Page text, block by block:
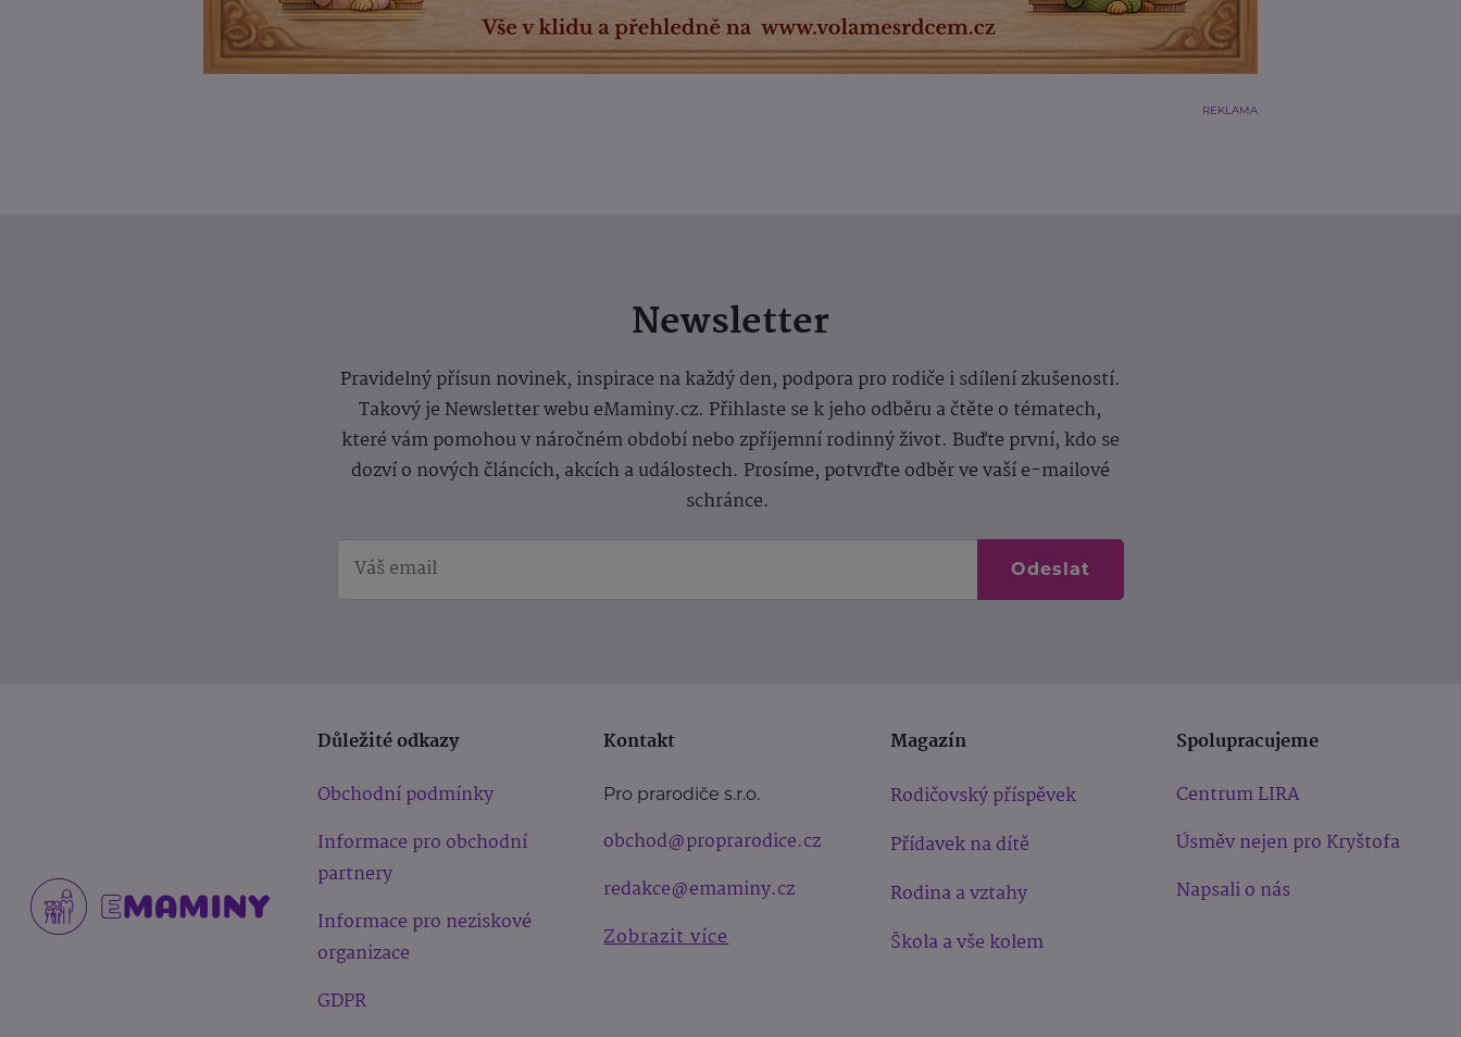
REKLAMA
Newsletter
Pravidelný přísun novinek, inspirace na každý den, podpora pro rodiče i sdílení zkušeností.
Takový je Newsletter webu eMaminy.cz. Přihlaste se k jeho odběru a čtěte o tématech,
které vám pomohou v náročném období nebo zpříjemní rodinný život. Buďte první, kdo se
dozví o nových článcích, akcích a událostech. Prosíme, potvrďte odběr ve vaší e-mailové
schránce.
Odeslat
Důležité odkazy
Obchodní podmínky
Informace pro obchodní
partnery
Informace pro neziskové
organizace
GDPR
Kontakt
Pro prarodiče s.r.o.
obchod@proprarodice.cz
redakce@emaminy.cz
Zobrazit více
Magazín
Rodičovský příspěvek
Přídavek na dítě
Rodina a vztahy
Škola a vše kolem
Spolupracujeme
Centrum LIRA
Úsměv nejen pro Kryštofa
Napsali o nás